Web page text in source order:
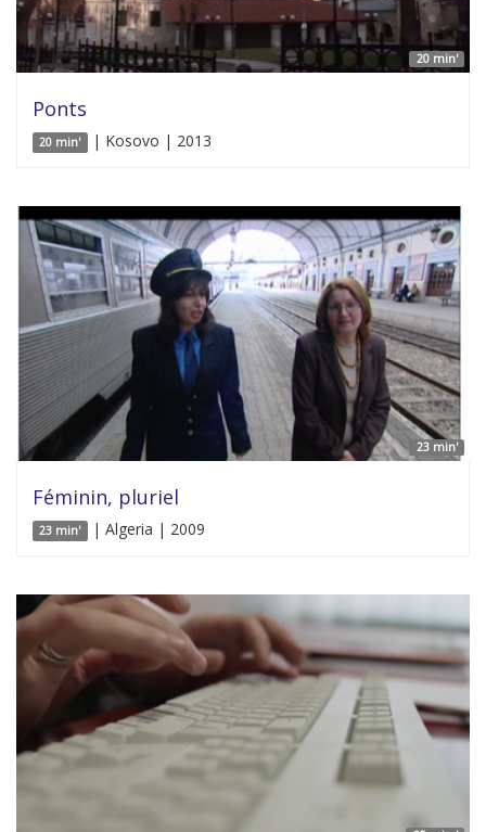
20 min'
Ponts
20 min' | Kosovo | 2013
23 min'
Féminin, pluriel
23 min' | Algeria | 2009